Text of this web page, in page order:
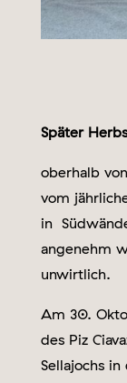
Später
oberhalb
vom
in
angenehm
unwirtlich.
Am 30.
des Piz
Sellajochs